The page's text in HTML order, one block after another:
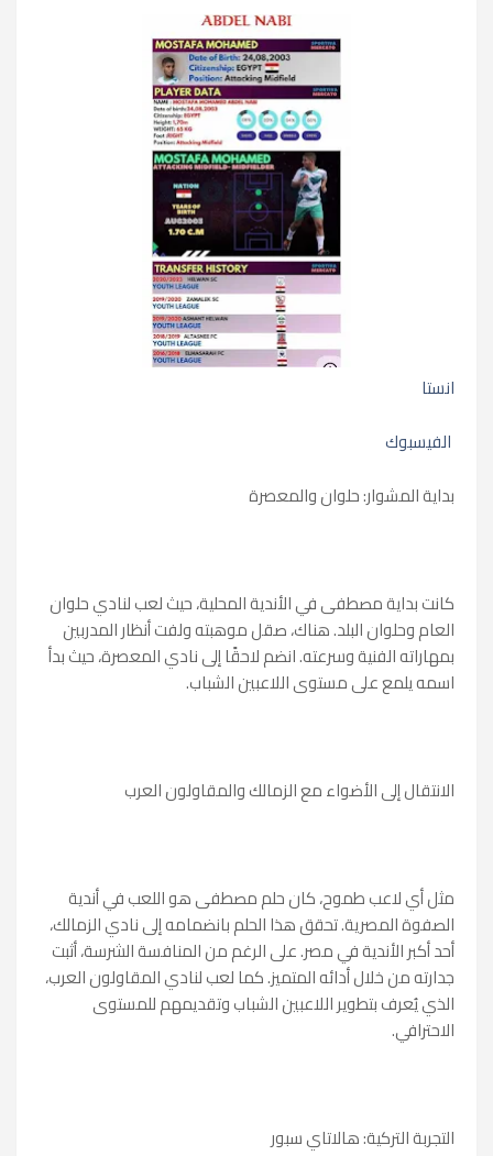
انستا
الفيسبوك
بداية المشوار: حلوان والمعصرة
كانت بداية مصطفى في الأندية المحلية، حيث لعب لنادي حلوان
العام وحلوان البلد. هناك، صقل موهبته ولفت أنظار المدربين
بمهاراته الفنية وسرعته. انضم لاحقًا إلى نادي المعصرة، حيث بدأ
اسمه يلمع على مستوى اللاعبين الشباب.
الانتقال إلى الأضواء مع الزمالك والمقاولون العرب
مثل أي لاعب طموح، كان حلم مصطفى هو اللعب في أندية
الصفوة المصرية. تحقق هذا الحلم بانضمامه إلى نادي الزمالك،
أحد أكبر الأندية في مصر. على الرغم من المنافسة الشرسة، أثبت
جدارته من خلال أدائه المتميز. كما لعب لنادي المقاولون العرب،
الذي يُعرف بتطوير اللاعبين الشباب وتقديمهم للمستوى
الاحترافي.
التجربة التركية: هالاتاي سبور